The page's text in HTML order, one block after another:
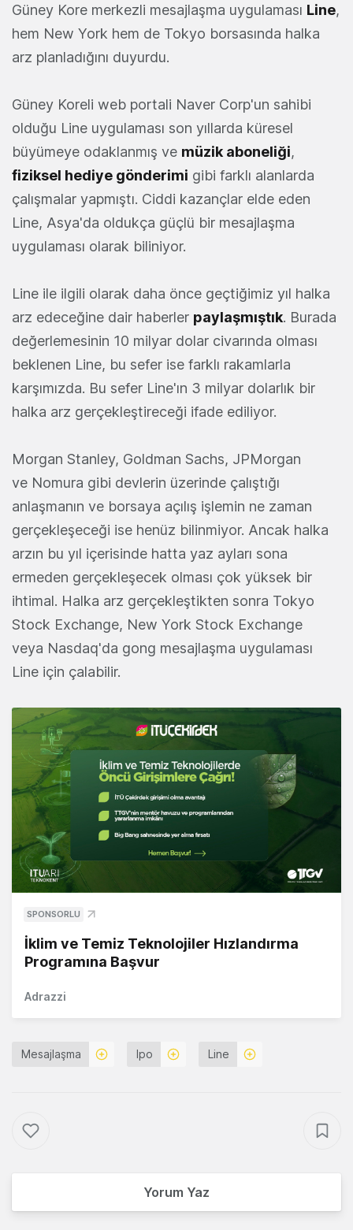
Güney Kore merkezli mesajlaşma uygulaması Line,
hem New York hem de Tokyo borsasında halka
arz planladığını duyurdu.
Güney Koreli web portali Naver Corp'un sahibi
olduğu Line uygulaması son yıllarda küresel
büyümeye odaklanmış ve müzik aboneliği,
fiziksel hediye gönderimi gibi farklı alanlarda
çalışmalar yapmıştı. Ciddi kazançlar elde eden
Line, Asya'da oldukça güçlü bir mesajlaşma
uygulaması olarak biliniyor.
Line ile ilgili olarak daha önce geçtiğimiz yıl halka
arz edeceğine dair haberler paylaşmıştık. Burada
değerlemesinin 10 milyar dolar civarında olması
beklenen Line, bu sefer ise farklı rakamlarla
karşımızda. Bu sefer Line'ın 3 milyar dolarlık bir
halka arz gerçekleştireceği ifade ediliyor.
Morgan Stanley, Goldman Sachs, JPMorgan
ve Nomura gibi devlerin üzerinde çalıştığı
anlaşmanın ve borsaya açılış işlemin ne zaman
gerçekleşeceği ise henüz bilinmiyor. Ancak halka
arzın bu yıl içerisinde hatta yaz ayları sona
ermeden gerçekleşecek olması çok yüksek bir
ihtimal. Halka arz gerçekleştikten sonra Tokyo
Stock Exchange, New York Stock Exchange
veya Nasdaq'da gong mesajlaşma uygulaması
Line için çalabilir.
SPONSORLU
İklim ve Temiz Teknolojiler Hızlandırma
Programına Başvur
Adrazzi
Mesajlaşma Ipo Line
Yorum Yaz